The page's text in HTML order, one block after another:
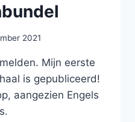
2021
Mijn eerste
is gepubliceerd!
aangezien Engels